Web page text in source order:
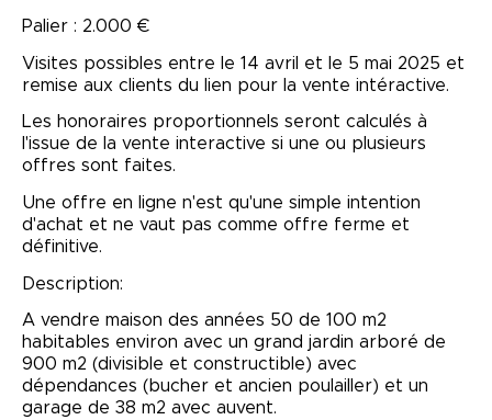
Palier : 2.000 €
Visites possibles entre le 14 avril et le 5 mai 2025 et
remise aux clients du lien pour la vente intéractive.
Les honoraires proportionnels seront calculés à
l'issue de la vente interactive si une ou plusieurs
offres sont faites.
Une offre en ligne n'est qu'une simple intention
d'achat et ne vaut pas comme offre ferme et
définitive.
Description:
A vendre maison des années 50 de 100 m2
habitables environ avec un grand jardin arboré de
900 m2 (divisible et constructible) avec
dépendances (bucher et ancien poulailler) et un
garage de 38 m2 avec auvent.